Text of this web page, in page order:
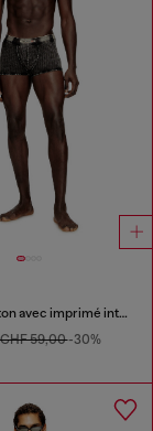
Boxer en coton avec imprimé intégral
CHF 59,00-30%